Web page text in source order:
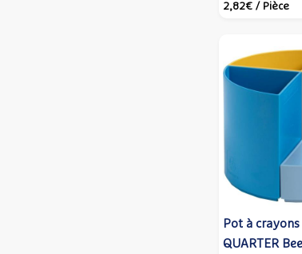
2,82€ / Pièce
Pot à crayons
QUARTER